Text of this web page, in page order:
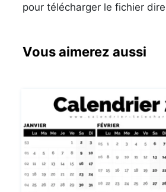
pour télécharger le fichier
Vous aimerez aussi